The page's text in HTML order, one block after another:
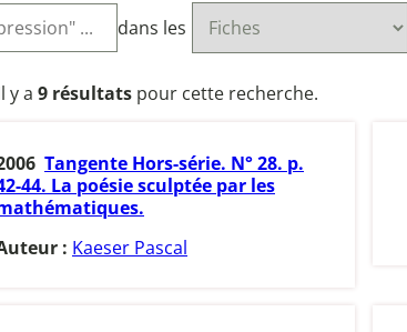
dans les
y a 9 résultats pour cette recherche.
Tangente Hors-série. N° 28. p.
44. La poésie sculptée par les
: Kaeser Pascal